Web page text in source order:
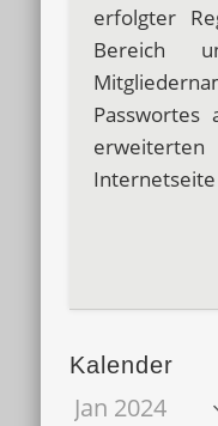
erfolgter
Bereich
Kalender